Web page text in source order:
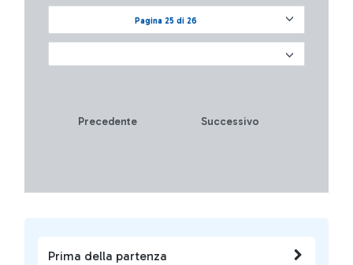
Prima della partenza
Pagina 25 di 26
Precedente Successivo